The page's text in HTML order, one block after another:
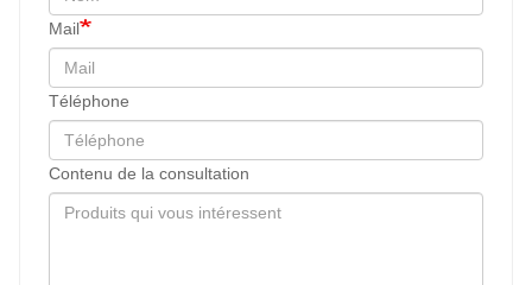
Mail
Téléphone
Contenu de la consultation